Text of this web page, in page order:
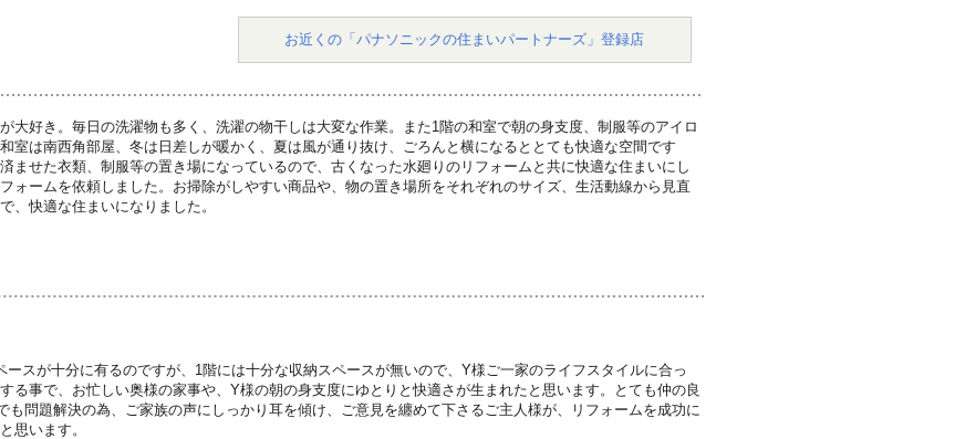
お近くの「パナソニックの住まいパートナーズ」登録店
大好き。毎日の洗濯物も多く、洗濯の物干しは大変な作業。また1階の和室で朝の身支度、制服等のアイロ
室は南西角部屋、冬は日差しが暖かく、夏は風が通り抜け、ごろんと横になるととても快適な空間です
ませた衣類、制服等の置き場になっているので、古くなった水廻りのリフォームと共に快適な住まいにし
ォームを依頼しました。お掃除がしやすい商品や、物の置き場所をそれぞれのサイズ、生活動線から見直
、快適な住まいになりました。
ースが十分に有るのですが、1階には十分な収納スペースが無いので、Y様ご一家のライフスタイルに合っ
る事で、お忙しい奥様の家事や、Y様の朝の身支度にゆとりと快適さが生まれたと思います。とても仲の良
も問題解決の為、ご家族の声にしっかり耳を傾け、ご意見を纏めて下さるご主人様が、リフォームを成功に
思います。